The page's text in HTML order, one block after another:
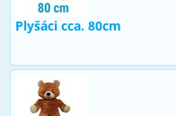
Plyšáci cca. 80cm